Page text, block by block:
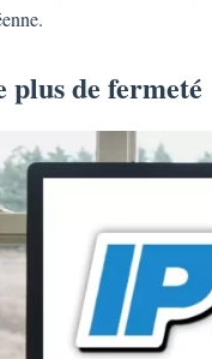
plus de fermeté